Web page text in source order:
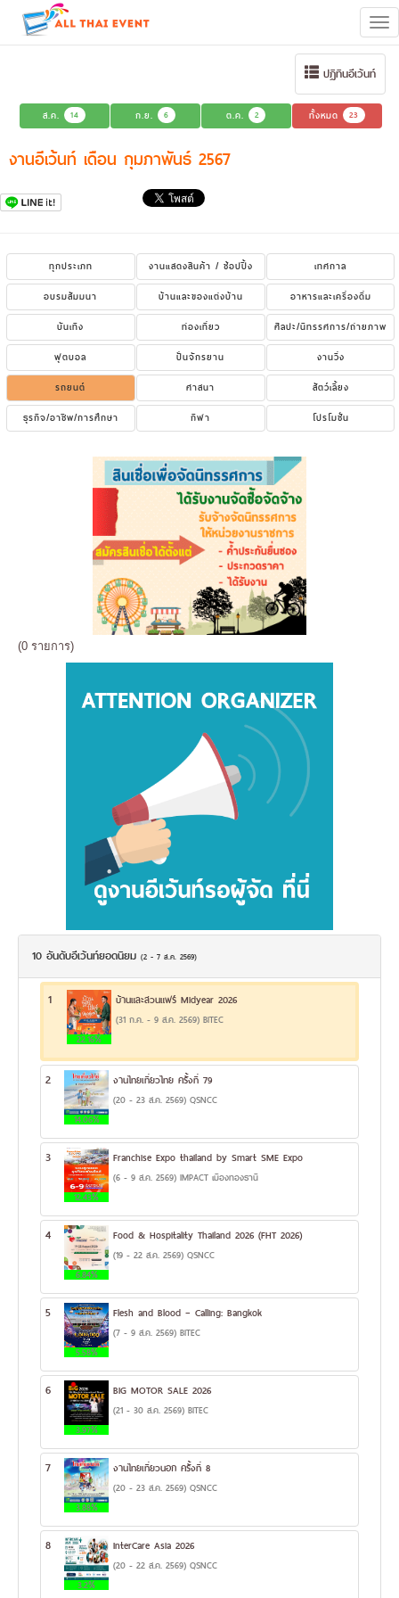
ปฏิทินอีเว้นท์
ส.ค. 14 ก.ย. 6 ต.ค. 2 ทั้งหมด 23
งานอีเว้นท์ เดือน กุมภาพันธ์ 2567
ทุกประเภท งานแสดงสินค้า / ช้อปปิ้ง
เทศกาล
อบรมสัมมนา
บ้านและของแต่งบ้าน
อาหารและเครื่องดื่ม
บันเทิง
ท่องเที่ยว
ศิลปะ/นิทรรศการ/ถ่ายภาพ
ฟุตบอล
ปั่นจักรยาน
งานวิ่ง
รถยนต์
ศาสนา
สัตว์เลี้ยง
ธุรกิจ/อาชีพ/การศึกษา
กีฬา โปรโมชั่น
(0 รายการ)
10 อันดับอีเว้นท์ยอดนิยม (2 - 7 ส.ค. 2569)
1
22.16%
บ้านและสวนแฟร์ Midyear 2026
(31 ก.ค. - 9 ส.ค. 2569) BITEC
2
14.06%
งานไทยเที่ยวไทย ครั้งที่ 79
(20 - 23 ส.ค. 2569) QSNCC
3
12.43%
Franchise Expo thailand by Smart SME Expo
(6 - 9 ส.ค. 2569) IMPACT เมืองทองธานี
4
6.84%
Food & Hospitality Thailand 2026 (FHT 2026)
(19 - 22 ส.ค. 2569) QSNCC
5
5.58%
Flesh and Blood – Calling: Bangkok
(7 - 9 ส.ค. 2569) BITEC
6
3.97%
BIG MOTOR SALE 2026
(21 - 30 ส.ค. 2569) BITEC
7
3.88%
งานไทยเที่ยวนอก ครั้งที่ 8
(20 - 23 ส.ค. 2569) QSNCC
8
3.2%
InterCare Asia 2026
(20 - 22 ส.ค. 2569) QSNCC